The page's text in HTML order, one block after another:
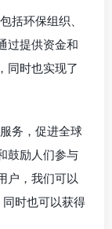
括环保组织、
过提供资金和
同时也实现了
务，促进全球
鼓励人们参与
户，我们可以
时也可以获得